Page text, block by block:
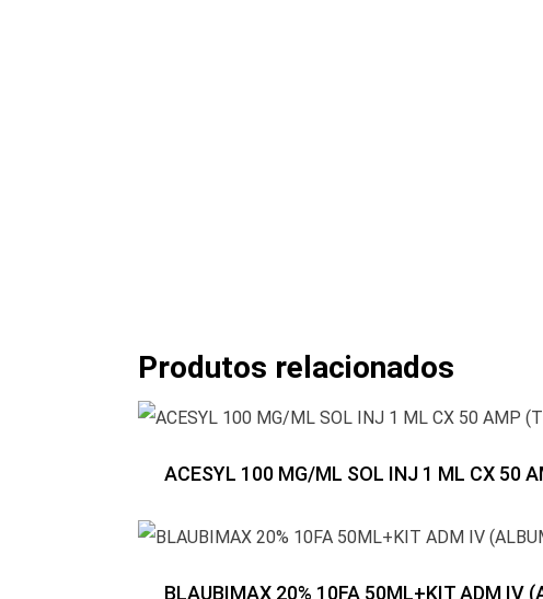
Produtos relacionados
ACESYL 100 MG/ML SOL INJ 1 ML CX 50
BLAUBIMAX 20% 10FA 50ML+KIT ADM IV